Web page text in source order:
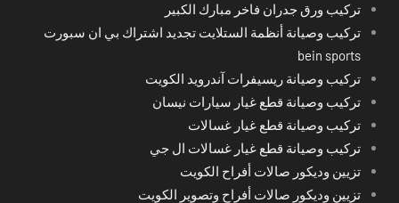
تركيب ورق جدران فاخر مبارك الكبير
تركيب وصيانة أنظمة الستلايت تجديد اشتراك بي ان سبورت
bein sports
تركيب وصيانة ريسيفرات آندرويد الكويت
تركيب وصيانة قطع غيار سيارات نيسان
تركيب وصيانة قطع غيار غسالات
تركيب وصيانة قطع غيار غسالات ال جي
تزيين وديكور صالات أفراح الكويت
تزيين وديكور صالات أفراح وتصوير الكويت